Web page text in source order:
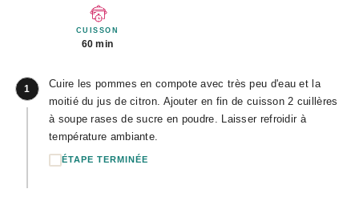
CUISSON
60 min
1
Cuire les pommes en compote avec très peu d'eau et la
moitié du jus de citron. Ajouter en fin de cuisson 2 cuillères
à soupe rases de sucre en poudre. Laisser refroidir à
température ambiante.
ÉTAPE TERMINÉE